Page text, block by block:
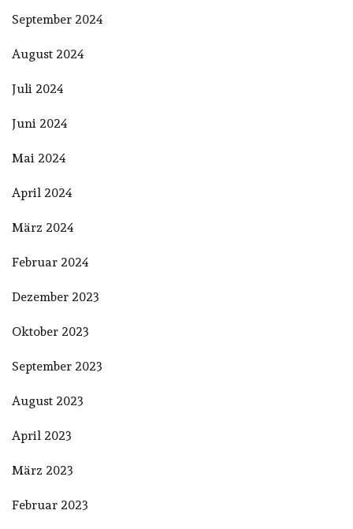
September 2024
August 2024
Juli 2024
Juni 2024
Mai 2024
April 2024
März 2024
Februar 2024
Dezember 2023
Oktober 2023
September 2023
August 2023
April 2023
März 2023
Februar 2023